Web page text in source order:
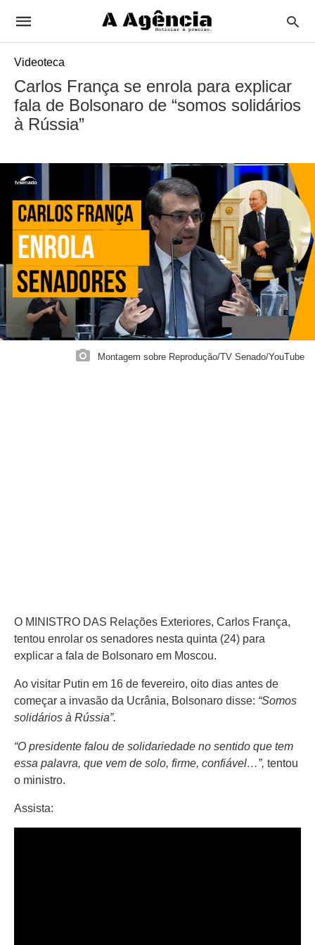
Videoteca
Carlos França se enrola para explicar
fala de Bolsonaro de “somos solidários
à Rússia”
Montagem sobre Reprodução/TV Senado/YouTube
O MINISTRO DAS Relações Exteriores, Carlos França,
tentou enrolar os senadores nesta quinta (24) para
explicar a fala de Bolsonaro em Moscou.
Ao visitar Putin em 16 de fevereiro, oito dias antes de
começar a invasão da Ucrânia, Bolsonaro disse: “Somos
solidários à Rússia”.
“O presidente falou de solidariedade no sentido que tem
essa palavra, que vem de solo, firme, confiável…”, tentou
o ministro.
Assista: